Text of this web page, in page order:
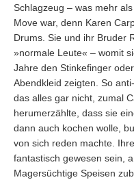
Schlagzeug – was mehr
Move war, denn Karen
Drums. Sie und ihr Bruder
»normale Leute« – womit
Jahre den Stinkefinger
Abendkleid zeigten. So
das alles gar nicht, zumal
herumerzählte, dass sie
dann auch kochen wolle,
von sich reden machte.
fantastisch gewesen sein,
Magersüchtige Speisen